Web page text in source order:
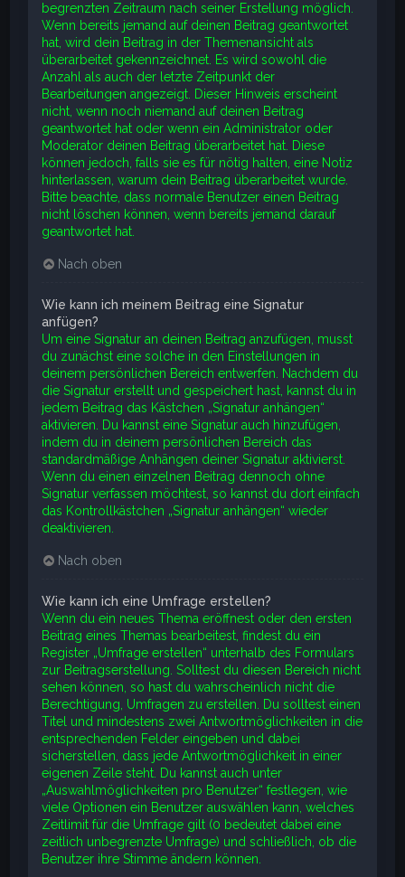
begrenzten Zeitraum nach seiner Erstellung möglich.
Wenn bereits jemand auf deinen Beitrag geantwortet
hat, wird dein Beitrag in der Themenansicht als
überarbeitet gekennzeichnet. Es wird sowohl die
Anzahl als auch der letzte Zeitpunkt der
Bearbeitungen angezeigt. Dieser Hinweis erscheint
nicht, wenn noch niemand auf deinen Beitrag
geantwortet hat oder wenn ein Administrator oder
Moderator deinen Beitrag überarbeitet hat. Diese
können jedoch, falls sie es für nötig halten, eine Notiz
hinterlassen, warum dein Beitrag überarbeitet wurde.
Bitte beachte, dass normale Benutzer einen Beitrag
nicht löschen können, wenn bereits jemand darauf
geantwortet hat.
Nach oben
Wie kann ich meinem Beitrag eine Signatur
anfügen?
Um eine Signatur an deinen Beitrag anzufügen, musst
du zunächst eine solche in den Einstellungen in
deinem persönlichen Bereich entwerfen. Nachdem du
die Signatur erstellt und gespeichert hast, kannst du in
jedem Beitrag das Kästchen „Signatur anhängen“
aktivieren. Du kannst eine Signatur auch hinzufügen,
indem du in deinem persönlichen Bereich das
standardmäßige Anhängen deiner Signatur aktivierst.
Wenn du einen einzelnen Beitrag dennoch ohne
Signatur verfassen möchtest, so kannst du dort einfach
das Kontrollkästchen „Signatur anhängen“ wieder
deaktivieren.
Nach oben
Wie kann ich eine Umfrage erstellen?
Wenn du ein neues Thema eröffnest oder den ersten
Beitrag eines Themas bearbeitest, findest du ein
Register „Umfrage erstellen“ unterhalb des Formulars
zur Beitragserstellung. Solltest du diesen Bereich nicht
sehen können, so hast du wahrscheinlich nicht die
Berechtigung, Umfragen zu erstellen. Du solltest einen
Titel und mindestens zwei Antwortmöglichkeiten in die
entsprechenden Felder eingeben und dabei
sicherstellen, dass jede Antwortmöglichkeit in einer
eigenen Zeile steht. Du kannst auch unter
„Auswahlmöglichkeiten pro Benutzer“ festlegen, wie
viele Optionen ein Benutzer auswählen kann, welches
Zeitlimit für die Umfrage gilt (0 bedeutet dabei eine
zeitlich unbegrenzte Umfrage) und schließlich, ob die
Benutzer ihre Stimme ändern können.